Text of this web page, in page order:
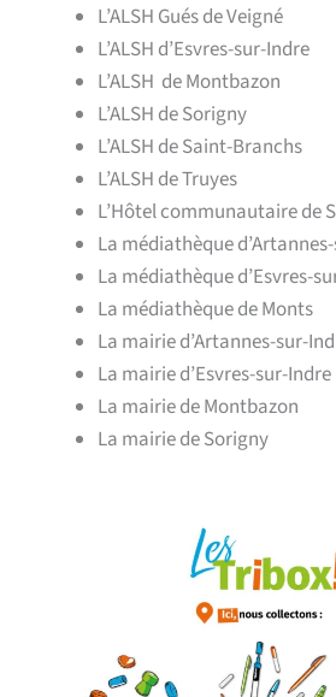
L’ALSH Gués de Veigné
L’ALSH d’Esvres-sur-Indre
L’ALSH de Montbazon
L’ALSH de Sorigny
L’ALSH de Saint-Branchs
L’ALSH de Truyes
L’Hôtel communautaire de
La médiathèque
La médiathèque d’Esvres-
La médiathèque de Monts
La mairie d’Artannes-sur-
La mairie d’Esvres-sur-Indre
La mairie de Montbazon
La mairie de Sorigny